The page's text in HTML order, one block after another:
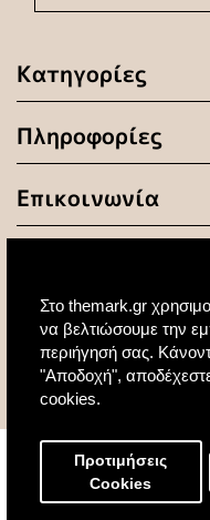
Στο themark.gr
να βελτιώσουμε την
περιήγησή σας.
"Αποδοχή",
cookies.
Προτιμήσεις
Cookies
Κατηγορίες
Πληροφορίες
Επικοινωνία
© 2020 All